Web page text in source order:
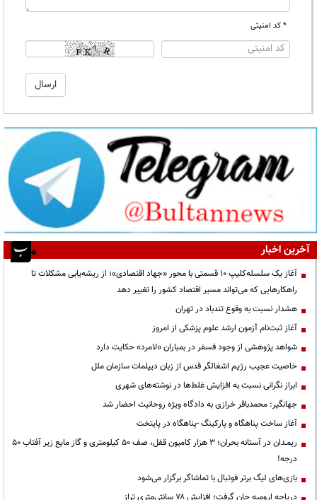
* کد امنیتی
آخرین اخبار
آغاز یک سلسله‌کلیپ ۱۰ قسمتی با محور «جهاد اقتصادی»؛ از ریشه‌یابی مشکلات تا
راهکارهایی که می‌تواند مسیر اقتصاد کشور را تغییر دهد
هشدار نسبت به وقوع تندباد در تهران
آغاز ثبت‌نام آزمون ارشد علوم پزشکی از امروز
شواهد پژوهشی از وجود فسفر در بمباران «لامرد» حکایت دارد
خاصیت عجیب رژیم اشغالگر قدس از زبان دیپلمات سازمان ملل
ابراز نگرانی نسبت به افزایش غلط‌ها در نوشته‌های شهری
جهانگیر: محمدباقر خرازی به دادگاه ویژه روحانیت احضار شد
آغاز ساخت پناهگاه و پارکینگ -پناهگاه در پایتخت
ریمـدان در آستانه بحران؛ ۳ هزار کامیون قفل، صف ۵۰ کیلومتری و گاز مایع زیر آفتاب ۵۰
درجه!
بازی‌های لیگ برتر فوتبال با تماشاگر برگزار می‌شود
دریاچه ارومیه جان گرفت؛ افزایش ۷۸ سانتی‌متری تراز